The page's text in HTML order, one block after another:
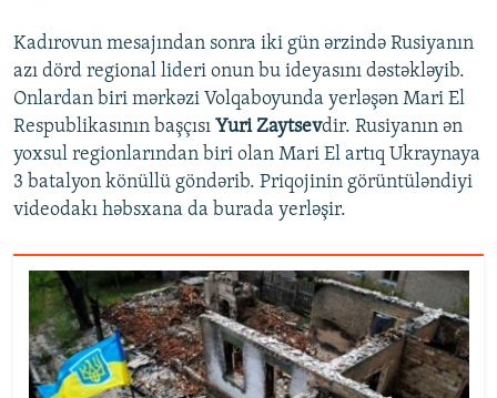
Kadırovun mesajından sonra iki gün ərzində Rusiyanın
azı dörd regional lideri onun bu ideyasını dəstəkləyib.
Onlardan biri mərkəzi Volqaboyunda yerləşən Mari El
Respublikasının başçısı Yuri Zaytsevdir. Rusiyanın ən
yoxsul regionlarından biri olan Mari El artıq Ukraynaya
3 batalyon könüllü göndərib. Priqojinin görüntüləndiyi
videodakı həbsxana da burada yerləşir.